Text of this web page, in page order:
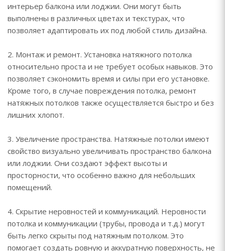
интерьер балкона или лоджии. Они могут быть
выполнены в различных цветах и текстурах, что
позволяет адаптировать их под любой стиль дизайна.
2. Монтаж и ремонт. Установка натяжного потолка
относительно проста и не требует особых навыков. Это
позволяет сэкономить время и силы при его установке.
Кроме того, в случае повреждения потолка, ремонт
натяжных потолков также осуществляется быстро и без
лишних хлопот.
3. Увеличение пространства. Натяжные потолки имеют
свойство визуально увеличивать пространство балкона
или лоджии. Они создают эффект высоты и
просторности, что особенно важно для небольших
помещений.
4. Скрытие неровностей и коммуникаций. Неровности
потолка и коммуникации (трубы, провода и т.д.) могут
быть легко скрыты под натяжным потолком. Это
помогает создать ровную и аккуратную поверхность, не